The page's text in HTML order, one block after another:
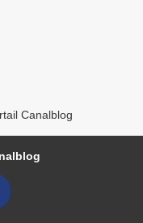
Canalblog